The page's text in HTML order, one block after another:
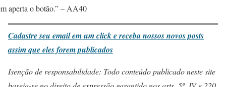
aperta o botão.” – AA40
Cadastre seu email em um click e receba nossos novos posts
assim que eles forem publicados
Isenção de responsabilidade: Todo conteúdo publicado neste site